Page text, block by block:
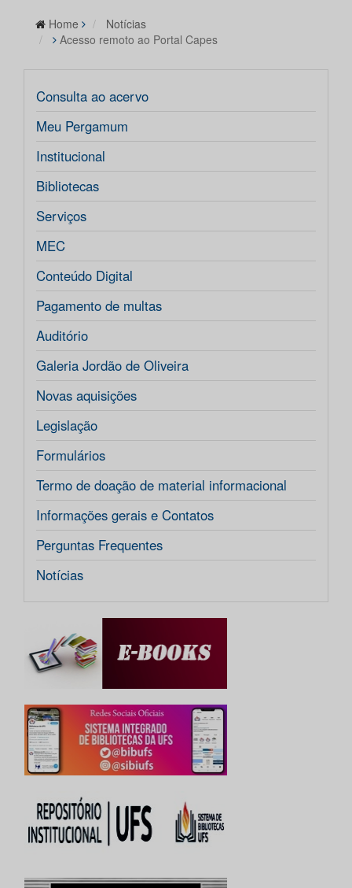
Home
Notícias
Acesso remoto ao Portal Capes
Consulta ao acervo
Meu Pergamum
Institucional
Bibliotecas
Serviços
MEC
Conteúdo Digital
Pagamento de multas
Auditório
Galeria Jordão de Oliveira
Novas aquisições
Legislação
Formulários
Termo de doação de material informacional
Informações gerais e Contatos
Perguntas Frequentes
Notícias